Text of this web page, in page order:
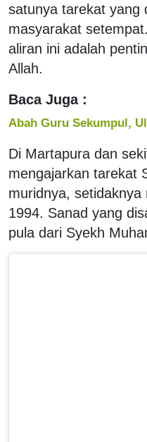
satunya tarekat yang
masyarakat
aliran ini adalah
Allah.
Baca Juga :
Abah Guru Sekumpul,
Di Martapura dan
mengajarkan tarekat
muridnya,
1994. Sanad yang
pula dari Syekh